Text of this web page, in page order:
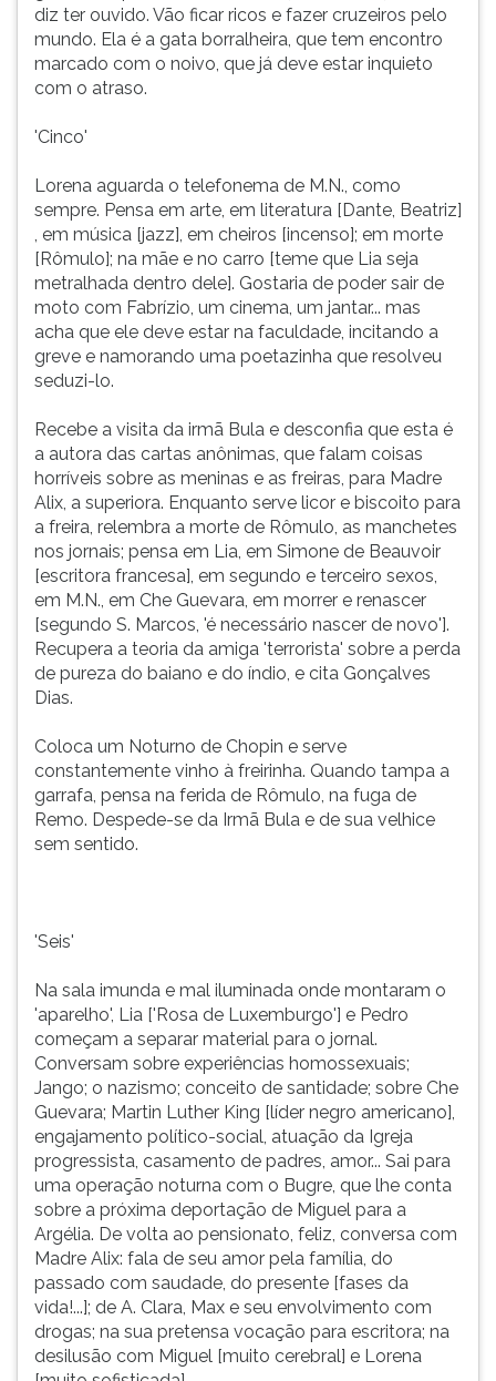
diz ter ouvido. Vão ficar ricos e fazer cruzeiros pelo
mundo. Ela é a gata borralheira, que tem encontro
marcado com o noivo, que já deve estar inquieto
com o atraso.
'Cinco'
Lorena aguarda o telefonema de M.N., como
sempre. Pensa em arte, em literatura [Dante, Beatriz]
, em música [jazz], em cheiros [incenso]; em morte
[Rômulo]; na mãe e no carro [teme que Lia seja
metralhada dentro dele]. Gostaria de poder sair de
moto com Fabrízio, um cinema, um jantar... mas
acha que ele deve estar na faculdade, incitando a
greve e namorando uma poetazinha que resolveu
seduzi-lo.
Recebe a visita da irmã Bula e desconfia que esta é
a autora das cartas anônimas, que falam coisas
horríveis sobre as meninas e as freiras, para Madre
Alix, a superiora. Enquanto serve licor e biscoito para
a freira, relembra a morte de Rômulo, as manchetes
nos jornais; pensa em Lia, em Simone de Beauvoir
[escritora francesa], em segundo e terceiro sexos,
em M.N., em Che Guevara, em morrer e renascer
[segundo S. Marcos, 'é necessário nascer de novo'].
Recupera a teoria da amiga 'terrorista' sobre a perda
de pureza do baiano e do índio, e cita Gonçalves
Dias.
Coloca um Noturno de Chopin e serve
constantemente vinho à freirinha. Quando tampa a
garrafa, pensa na ferida de Rômulo, na fuga de
Remo. Despede-se da Irmã Bula e de sua velhice
sem sentido.
'Seis'
Na sala imunda e mal iluminada onde montaram o
'aparelho', Lia ['Rosa de Luxemburgo'] e Pedro
começam a separar material para o jornal.
Conversam sobre experiências homossexuais;
Jango; o nazismo; conceito de santidade; sobre Che
Guevara; Martin Luther King [líder negro americano],
engajamento político-social, atuação da Igreja
progressista, casamento de padres, amor... Sai para
uma operação noturna com o Bugre, que lhe conta
sobre a próxima deportação de Miguel para a
Argélia. De volta ao pensionato, feliz, conversa com
Madre Alix: fala de seu amor pela família, do
passado com saudade, do presente [fases da
vida!...]; de A. Clara, Max e seu envolvimento com
drogas; na sua pretensa vocação para escritora; na
desilusão com Miguel [muito cerebral] e Lorena